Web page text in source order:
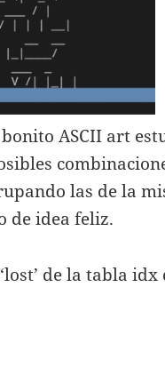
ASCII art
las de la
de idea feliz.
de la tabla